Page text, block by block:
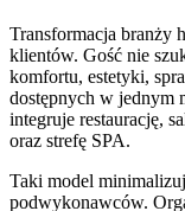
Transformacja branży
klientów. Gość nie
komfortu, estetyki,
dostępnych w jednym
integruje restaurację,
oraz strefę SPA.
Taki model
podwykonawców.